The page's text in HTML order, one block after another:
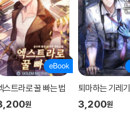
스트라로 꿀 빠는 법
원
퇴마하는 기레기
3,200원